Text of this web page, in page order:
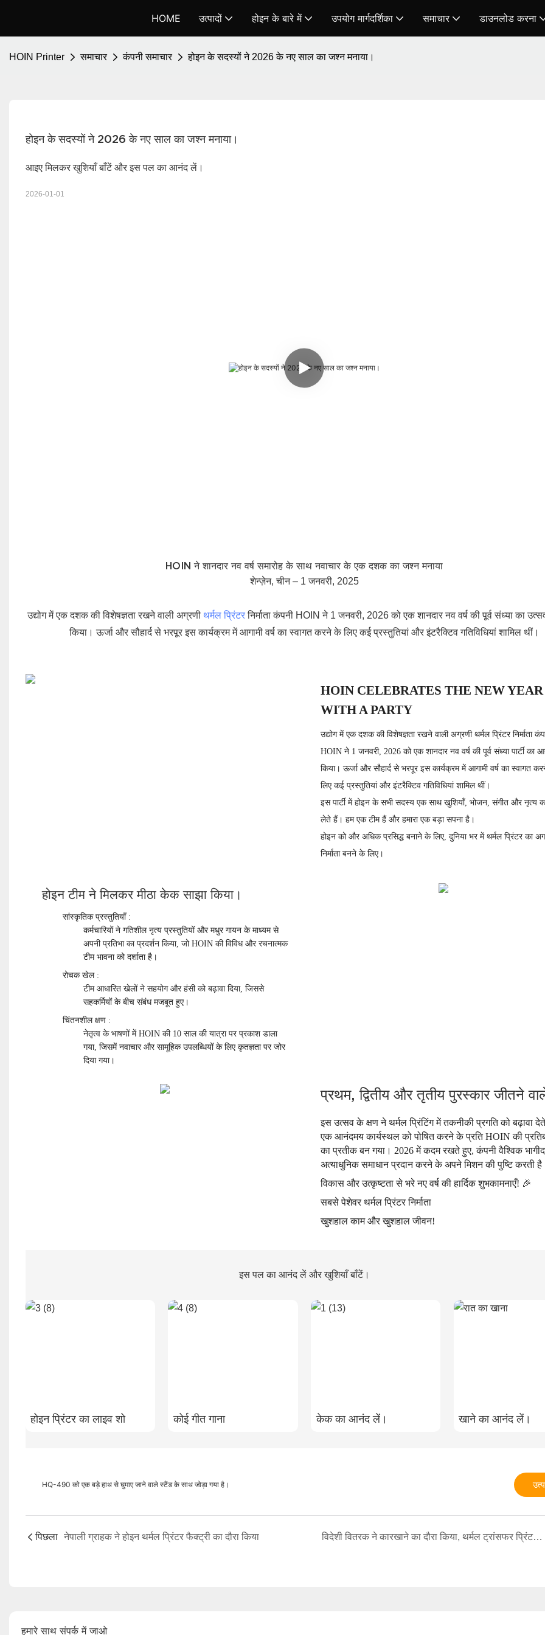
HOME उत्पादों होइन के बारे में उपयोग मार्गदर्शिका समाचार डाउनलोड करना
HOIN Printer समाचार कंपनी समाचार होइन के सदस्यों ने 2026 के नए साल का जश्न मनाया।
होइन के सदस्यों ने 2026 के नए साल का जश्न मनाया।
आइए मिलकर खुशियाँ बाँटें और इस पल का आनंद लें।
2026-01-01
HOIN ने शानदार नव वर्ष समारोह के साथ नवाचार के एक दशक का जश्न मनाया
शेन्ज़ेन, चीन – 1 जनवरी, 2025
उद्योग में एक दशक की विशेषज्ञता रखने वाली अग्रणी थर्मल प्रिंटरनिर्माता कंपनी HOIN ने 1 जनवरी, 2026 को एक शानदार नव वर्ष की पूर्व संध्या का
किया। ऊर्जा और सौहार्द से भरपूर इस कार्यक्रम में आगामी वर्ष का स्वागत करने के लिए कई प्रस्तुतियां और इंटरैक्टिव गतिविधियां शामिल थीं।
HOIN CELEBRATES THE NEW YEAR
WITH A PARTY
उद्योग में एक दशक की विशेषज्ञता रखने वाली अग्रणी थर्मल प्रिंटर निर्माता
HOIN ने 1 जनवरी, 2026 को एक शानदार नव वर्ष की पूर्व संध्या पार्टी का
किया। ऊर्जा और सौहार्द से भरपूर इस कार्यक्रम में आगामी वर्ष का स्वागत
लिए कई प्रस्तुतियां और इंटरैक्टिव गतिविधियां शामिल थीं।
इस पार्टी में होइन के सभी सदस्य एक साथ खुशियाँ, भोजन, संगीत और नृत्य
लेते हैं। हम एक टीम हैं और हमारा एक बड़ा सपना है।
होइन को और अधिक प्रसिद्ध बनाने के लिए, दुनिया भर में थर्मल प्रिंटर का
निर्माता बनने के लिए।
होइन टीम ने मिलकर मीठा केक साझा किया।
सांस्कृतिक प्रस्तुतियाँ:
कर्मचारियों ने गतिशील नृत्य प्रस्तुतियों और मधुर गायन के माध्यम से
अपनी प्रतिभा का प्रदर्शन किया, जो HOIN की विविध और रचनात्मक
टीम भावना को दर्शाता है।
रोचक खेल:
टीम आधारित खेलों ने सहयोग और हंसी को बढ़ावा दिया, जिससे
सहकर्मियों के बीच संबंध मजबूत हुए।
चिंतनशील क्षण:
नेतृत्व के भाषणों में HOIN की 10 साल की यात्रा पर प्रकाश डाला
गया, जिसमें नवाचार और सामूहिक उपलब्धियों के लिए कृतज्ञता पर जोर
दिया गया।
प्रथम, द्वितीय और तृतीय पुरस्कार जीतने
इस उत्सव के क्षण ने थर्मल प्रिंटिंग में तकनीकी प्रगति को बढ़ावा
एक आनंदमय कार्यस्थल को पोषित करने के प्रति HOIN की
का प्रतीक बन गया। 2026 में कदम रखते हुए, कंपनी वैश्विक
अत्याधुनिक समाधान प्रदान करने के अपने मिशन की पुष्टि करती
विकास और उत्कृष्टता से भरे नए वर्ष की हार्दिक शुभकामनाएँ! 🎉
सबसे पेशेवर थर्मल प्रिंटर निर्माता
खुशहाल काम और खुशहाल जीवन!
इस पल का आनंद लें और खुशियाँ बाँटें।
होइन प्रिंटर का लाइव शो कोई गीत गाना केक का आनंद लें। खाने का आनंद लें।
HQ-490 को एक बड़े हाथ से घुमाए जाने वाले स्टैंड के साथ जोड़ा गया है।
पिछला नेपाली ग्राहक ने होइन थर्मल प्रिंटर फैक्ट्री का दौरा किया विदेशी वितरक ने कारखाने का दौरा किया, थर्मल ट्रांसफर प्रिंटरों का सत्यापन किया और भविष्य में सहयोग के लिए प्रतिबद्धता जताई।
हमारे साथ संपर्क में जाओ